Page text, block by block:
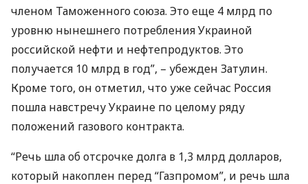
членом Таможенного союза. Это еще 4 млрд по
уровню нынешнего потребления Украиной
российской нефти и нефтепродуктов. Это
получается 10 млрд в год”, – убежден Затулин.
Кроме того, он отметил, что уже сейчас Россия
пошла навстречу Украине по целому ряду
положений газового контракта.
“Речь шла об отсрочке долга в 1,3 млрд долларов,
который накоплен перед “Газпромом”, и речь шла